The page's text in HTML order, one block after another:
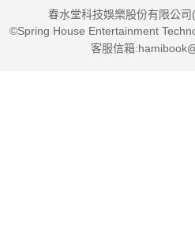
春水堂科技娛樂股份有限公
©Spring House Entertainment
客服信箱